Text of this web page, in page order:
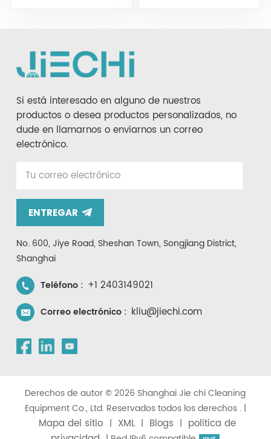
Si está interesado en alguno de nuestros
productos o desea productos personalizados, no
dude en llamarnos o enviarnos un correo
electrónico.
ENTREGAR
No. 600, Jiye Road, Sheshan Town, Songjiang District,
Shanghai
Teléfono : +1 2403149021
Correo electrónico : kliu@jiechi.com
Derechos de autor © 2026 Shanghai Jie chi Cleaning
Equipment Co., Ltd. Reservados todos los derechos . |
Mapa del sitio | XML | Blogs | política de